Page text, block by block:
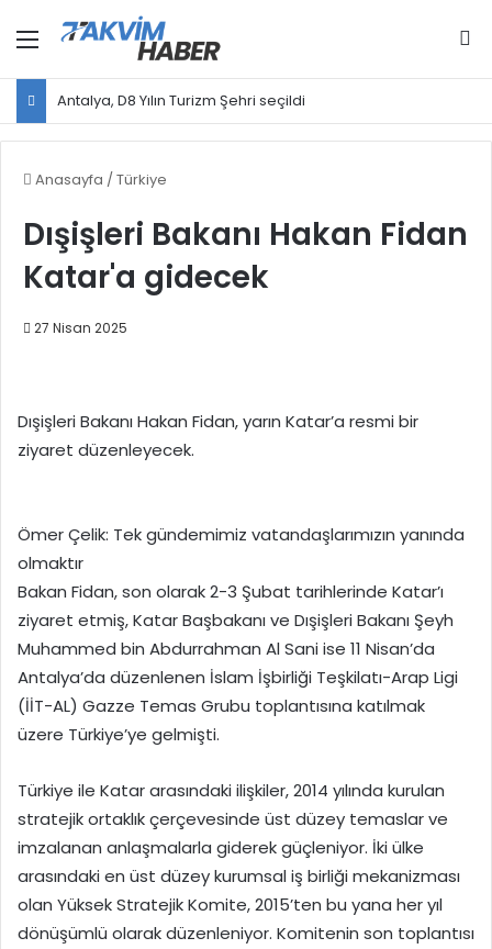
Menü
Antalya, D8 Yılın Turizm Şehri seçildi
Anasayfa / Türkiye
Dışişleri Bakanı Hakan Fidan
Katar'a gidecek
27 Nisan 2025
Dışişleri Bakanı Hakan Fidan, yarın Katar’a resmi bir
ziyaret düzenleyecek.
Ömer Çelik: Tek gündemimiz vatandaşlarımızın yanında
olmaktır
Bakan Fidan, son olarak 2-3 Şubat tarihlerinde Katar’ı
ziyaret etmiş, Katar Başbakanı ve Dışişleri Bakanı Şeyh
Muhammed bin Abdurrahman Al Sani ise 11 Nisan’da
Antalya’da düzenlenen İslam İşbirliği Teşkilatı-Arap Ligi
(İİT-AL) Gazze Temas Grubu toplantısına katılmak
üzere Türkiye’ye gelmişti.
Türkiye ile Katar arasındaki ilişkiler, 2014 yılında kurulan
stratejik ortaklık çerçevesinde üst düzey temaslar ve
imzalanan anlaşmalarla giderek güçleniyor. İki ülke
arasındaki en üst düzey kurumsal iş birliği mekanizması
olan Yüksek Stratejik Komite, 2015’ten bu yana her yıl
dönüşümlü olarak düzenleniyor. Komitenin son toplantısı